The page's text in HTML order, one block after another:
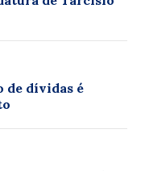
de dívidas é